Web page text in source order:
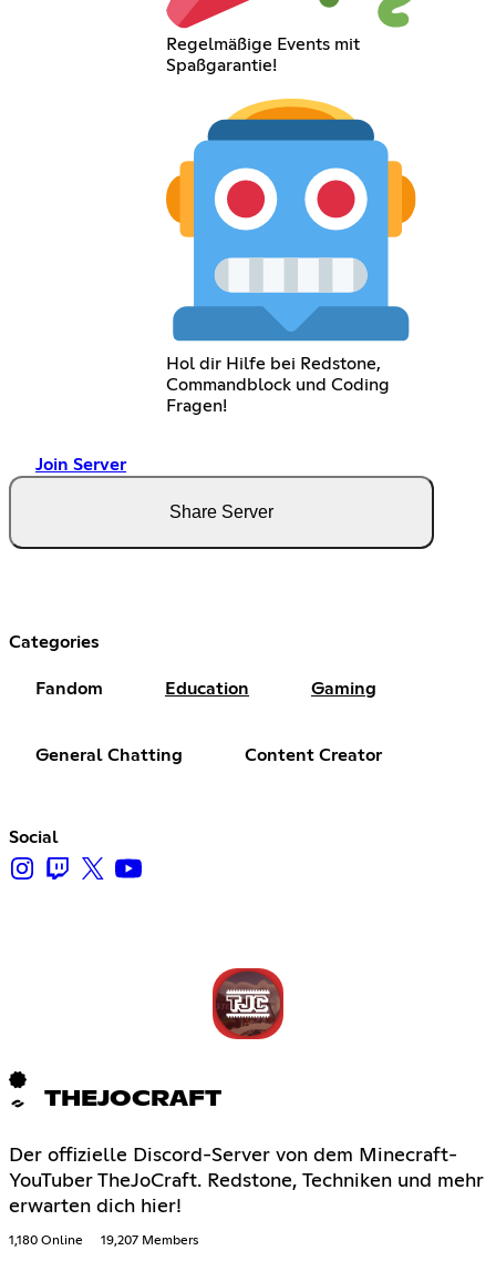
Regelmäßige Events mit
Spaßgarantie!
Hol dir Hilfe bei Redstone,
Commandblock und Coding
Fragen!
Join Server
Share Server
Categories
Fandom Education Gaming
General Chatting Content Creator
Social
THEJOCRAFT
Der offizielle Discord-Server von dem Minecraft-
YouTuber TheJoCraft. Redstone, Techniken und mehr
erwarten dich hier!
1,180 Online 19,207 Members